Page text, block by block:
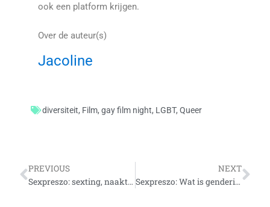
ook een platform krijgen.
Over de auteur(s)
Jacoline
diversiteit, Film, gay film night, LGBT, Queer
Vorige
PREVIOUS
Sexpreszo: sexting, naaktfoto’s en internet
NEXT
Sexpreszo: Wat is genderidentiteit?